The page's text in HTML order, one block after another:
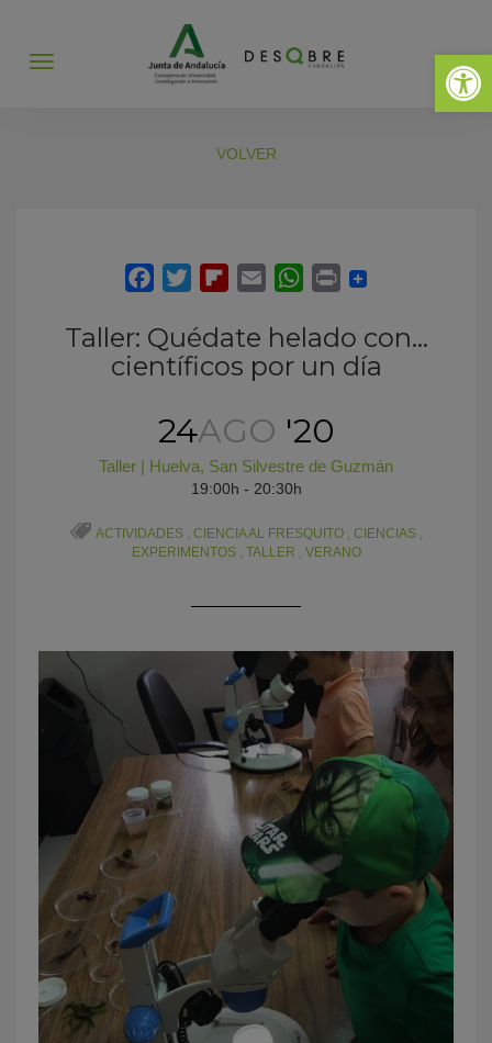
Abrir
Abrir
VOLVER
Taller: Quédate helado con…
científicos por un día
24AGO '20
Taller | Huelva, San Silvestre de Guzmán
19:00h - 20:30h
ACTIVIDADES, CIENCIA AL FRESQUITO, CIENCIAS,
EXPERIMENTOS, TALLER , VERANO